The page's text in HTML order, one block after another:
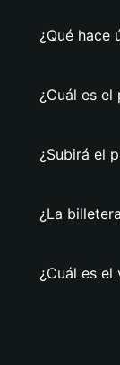
¿Qué hace
¿Cuál es
¿Subirá el
¿La
¿Cuál es el